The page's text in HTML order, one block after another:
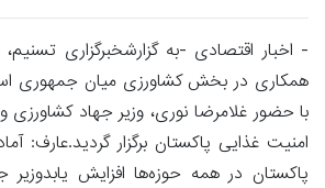
همکاری در بخش کشاورزی میان جمهوری
با حضور غلامرضا نوری، وزیر جهاد کشاورزی و
امنیت غذایی پاکستان برگزار گردید.عارف:
پاکستان در همه حوزه‌ها افزایش